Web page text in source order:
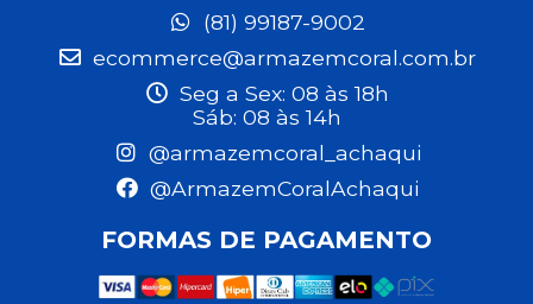
(81) 99187-9002
ecommerce@armazemcoral.com.br
Seg a Sex: 08 às 18h
Sáb: 08 às 14h
@armazemcoral_achaqui
@ArmazemCoralAchaqui
FORMAS DE PAGAMENTO